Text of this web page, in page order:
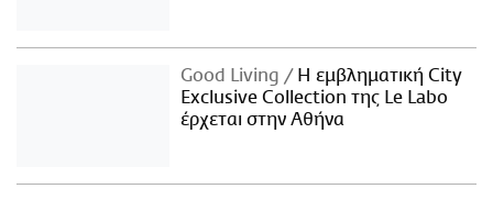
Good Living
Η εμβληματική City
Exclusive Collection της Le Labo
έρχεται στην Αθήνα